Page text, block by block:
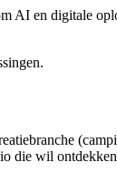
AI en digitale
die wil